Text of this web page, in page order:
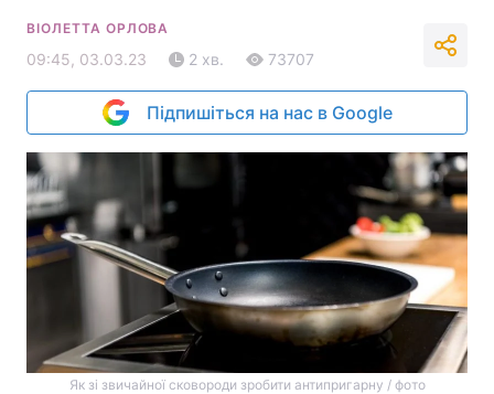
ВІОЛЕТТА ОРЛОВА
09:45, 03.03.23 2 хв. 73707
Підпишіться на нас в Google
Як зі звичайної сковороди зробити антипригарну / фото